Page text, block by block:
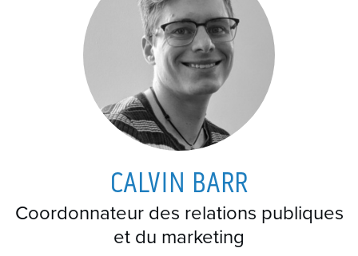
CALVIN BARR
Coordonnateur des relations publiques
et du marketing